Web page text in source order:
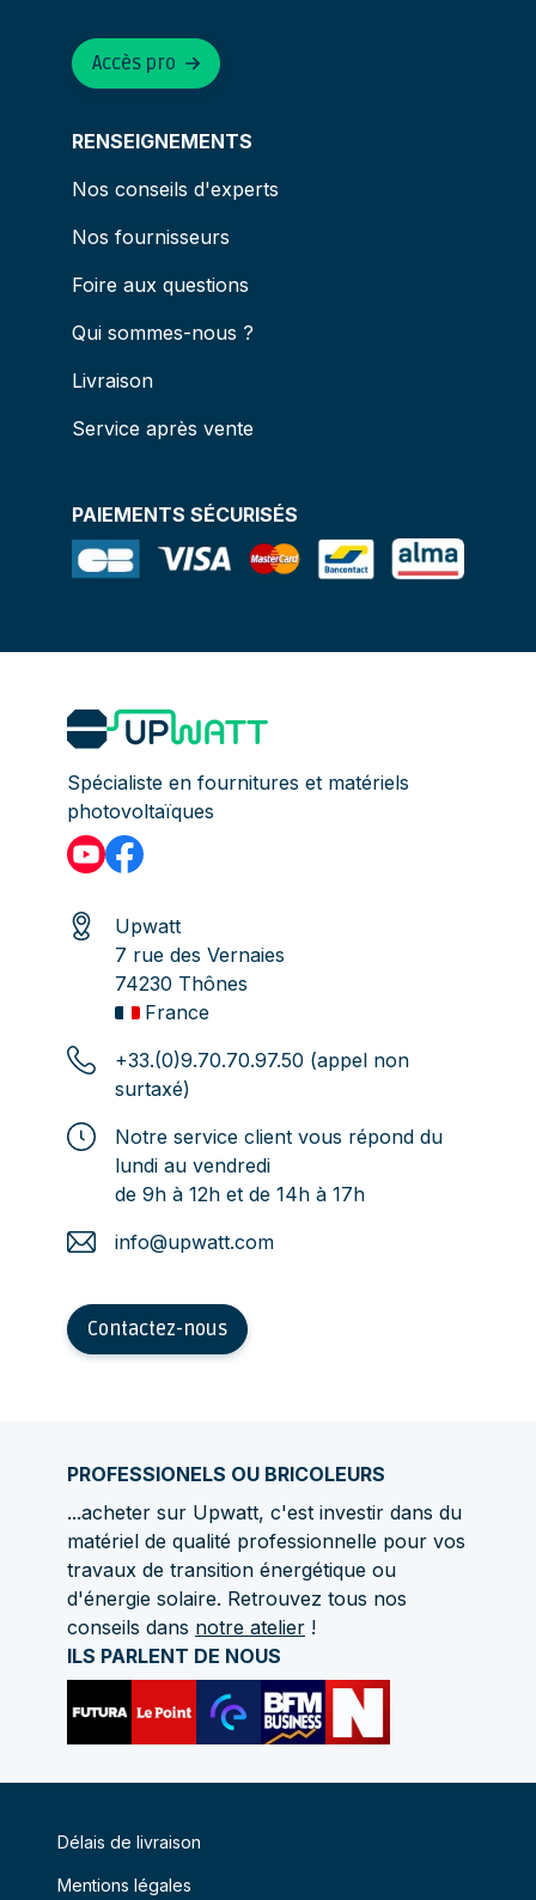
RENSEIGNEMENTS
Nos conseils d'experts
Nos fournisseurs
Foire aux questions
Qui sommes-nous ?
Livraison
Service après vente
Accès pro
PAIEMENTS SÉCURISÉS
Spécialiste en fournitures et matériels
photovoltaïques
Upwatt
7 rue des Vernaies
74230 Thônes
France
+33.(0)9.70.70.97.50 (appel non
surtaxé)
Notre service client vous répond du
lundi au vendredi
de 9h à 12h et de 14h à 17h
info@upwatt.com
Contactez-nous
PROFESSIONELS OU BRICOLEURS
...acheter sur Upwatt, c'est investir dans du
matériel de qualité professionnelle pour vos
travaux de transition énergétique ou
d'énergie solaire. Retrouvez tous nos
conseils dans notre atelier !
ILS PARLENT DE NOUS
Délais de livraison
Mentions légales